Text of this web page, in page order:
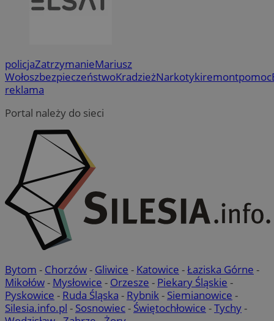
policjaZatrzymanieMariusz
WołoszbezpieczeństwoKradzieżNarkotykiremontpomoc
reklama
Portal należy do sieci
Bytom - Chorzów- Gliwice - Katowice -Łaziska Górne -
Mikołów- Mysłowice - Orzesze - Piekary Śląskie -
Pyskowice - Ruda Śląska - Rybnik- Siemianowice -
Silesia.info.pl - Sosnowiec- Świętochłowice -Tychy-